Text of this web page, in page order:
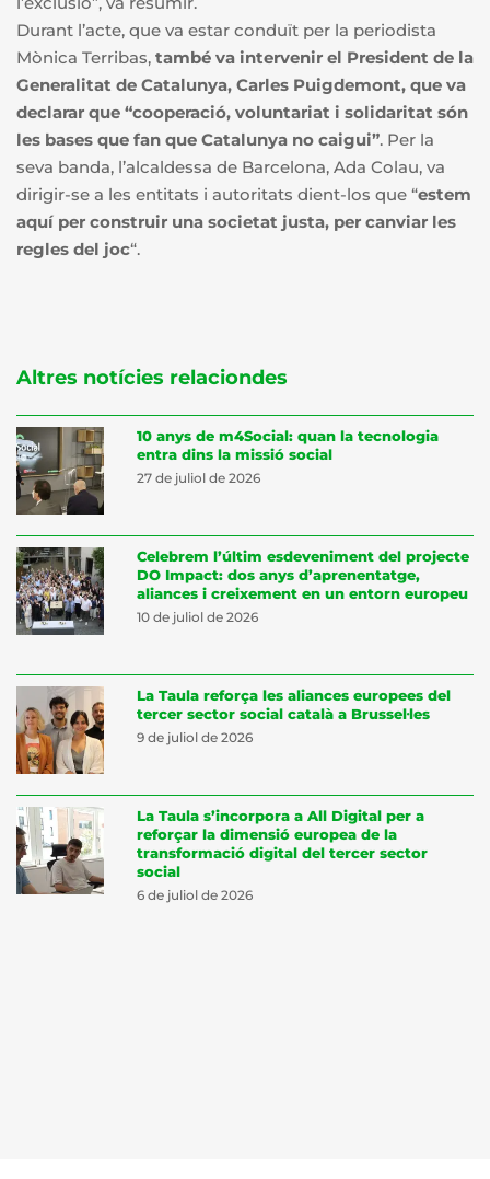
Durant l’acte, que va estar conduït per la periodista
Mònica Terribas, també va intervenir el President de la
Generalitat de Catalunya, Carles Puigdemont, que va
declarar que “cooperació, voluntariat i solidaritat són
les bases que fan que Catalunya no caigui”. Per la
seva banda, l’alcaldessa de Barcelona, Ada Colau, va
dirigir-se a les entitats i autoritats dient-los que “estem
aquí per construir una societat justa, per canviar les
regles del joc“.
Altres notícies relaciondes
10 anys de m4Social: quan la tecnologia
entra dins la missió social
27 de juliol de 2026
Celebrem l’últim esdeveniment del projecte
DO Impact: dos anys d’aprenentatge,
aliances i creixement en un entorn europeu
10 de juliol de 2026
La Taula reforça les aliances europees del
tercer sector social català a Brussel·les
9 de juliol de 2026
La Taula s’incorpora a All Digital per a
reforçar la dimensió europea de la
transformació digital del tercer sector
social
6 de juliol de 2026